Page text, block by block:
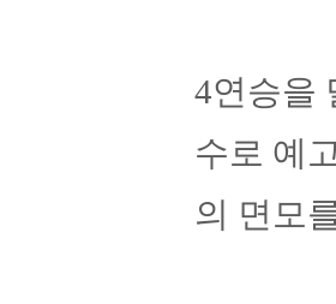
4연승을
수로 예
의 면모